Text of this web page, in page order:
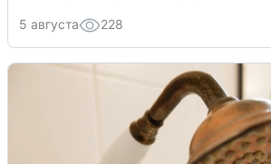
5 августа 228